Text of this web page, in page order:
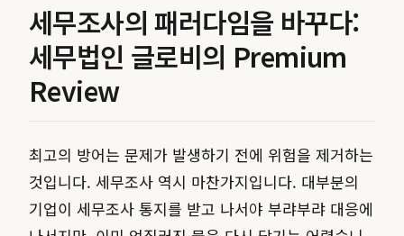
세무조사의 패러다임을 바꾸다:
세무법인 글로비의 Premium
Review
최고의 방어는 문제가 발생하기 전에 위험을 제거하는
것입니다. 세무조사 역시 마찬가지입니다. 대부분의
기업이 세무조사 통지를 받고 나서야 부랴부랴 대응에